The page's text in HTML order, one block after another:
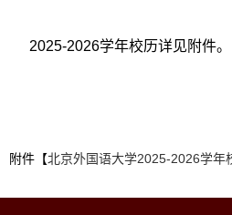
2025-2026学年校历详见附件。
附件【北京外国语大学2025-2026学年